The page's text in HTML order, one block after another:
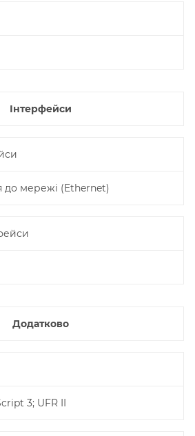
Інтерфейси
до мережі (Ethernet)
Додатково
3; UFR II